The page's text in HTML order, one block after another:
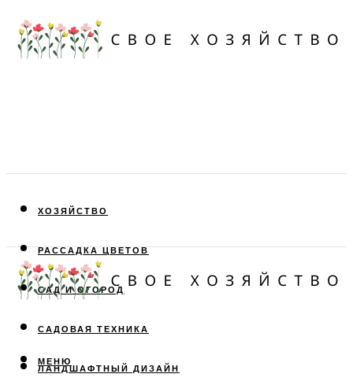
ХОЗЯЙСТВО
РАССАДКА ЦВЕТОВ
САД И ОГОРОД
САДОВАЯ ТЕХНИКА
ЛАНДШАФТНЫЙ ДИЗАЙН
МЕНЮ